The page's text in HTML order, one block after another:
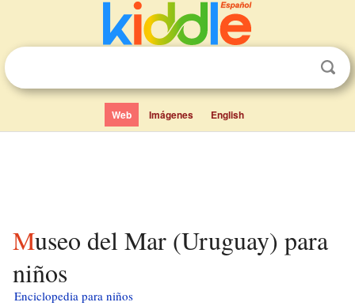
Web Imágenes English
Museo del Mar (Uruguay) para
niños
Enciclopedia para niños